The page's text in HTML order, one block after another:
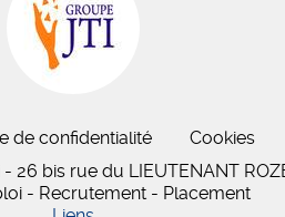
de confidentialité Cookies
- 26 bis rue du LIEUTENANT
- Recrutement - Placement